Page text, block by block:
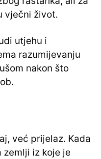
vječni život.
utjehu i
razumijevanju
nakon što
već prijelaz. Kada
zemlji iz koje je